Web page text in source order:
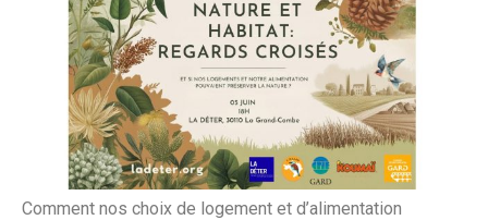
Comment nos choix de logement et d’alimentation